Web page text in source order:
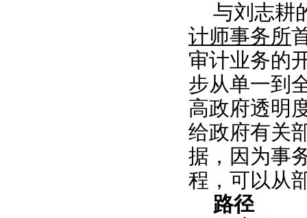
与刘志耕
计师事务所
审计业务的
步从单一到
高政府透明
给政府有关
据，因为事
程，可以从
路径